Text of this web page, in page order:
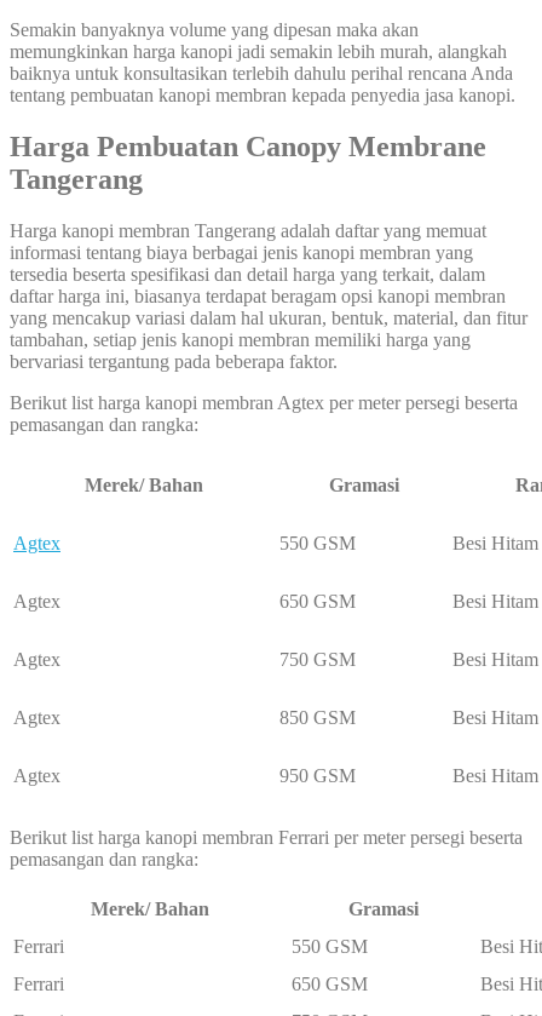
Semakin banyaknya volume yang dipesan maka akan
memungkinkan harga kanopi jadi semakin lebih murah, alangkah
baiknya untuk konsultasikan terlebih dahulu perihal rencana Anda
tentang pembuatan kanopi membran kepada penyedia jasa kanopi.
Harga Pembuatan Canopy Membrane
Tangerang
Harga kanopi membran Tangerang adalah daftar yang memuat
informasi tentang biaya berbagai jenis kanopi membran yang
tersedia beserta spesifikasi dan detail harga yang terkait, dalam
daftar harga ini, biasanya terdapat beragam opsi kanopi membran
yang mencakup variasi dalam hal ukuran, bentuk, material, dan fitur
tambahan, setiap jenis kanopi membran memiliki harga yang
bervariasi tergantung pada beberapa faktor.
Berikut list harga kanopi membran Agtex per meter persegi beserta
pemasangan dan rangka:
Merek/ Bahan Gramasi
Agtex 550 GSM Besi Hitam
Agtex 650 GSM Besi Hitam
Agtex 750 GSM Besi Hitam
Agtex 850 GSM Besi Hitam
Agtex 950 GSM Besi Hitam
Berikut list harga kanopi membran Ferrari per meter persegi beserta
pemasangan dan rangka:
Merek/ Bahan
Gramasi
Ferrari
550 GSM
Besi
Ferrari
650 GSM
Besi